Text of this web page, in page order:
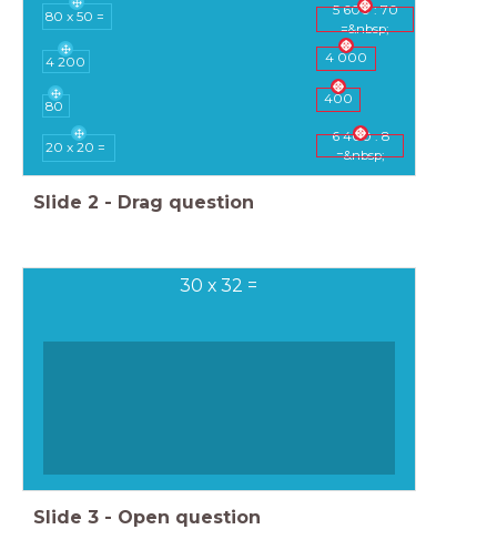
4 000
6 400 : 8
=&nbsp;
5 600 : 70
=&nbsp;
400
4 200
80 x 50 =
80
20 x 20 =
Slide 2 - Drag question
30 x 32 =
Slide 3 - Open question